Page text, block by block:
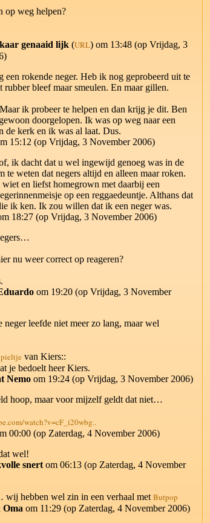
op weg helpen?
genaaid lijk (URL) om 13:48 (op Vrijdag, 3
een rokende neger. Heb ik nog geprobeerd uit te
rubber bleef maar smeulen. En maar gillen.
ik probeer te helpen en dan krijg je dit. Ben
doorgelopen. Ik was op weg naar een
de kerk en ik was al laat. Dus.
15:12 (op Vrijdag, 3 November 2006)
ik dacht dat u wel ingewijd genoeg was in de
te weten dat negers altijd en alleen maar roken.
en liefst homegrown met daarbij een
op een reggaedeuntje. Althans dat
ik ken. Ik zou willen dat ik een neger was.
18:27 (op Vrijdag, 3 November 2006)
nu weer correct op reageren?
om 19:20 (op Vrijdag, 3 November
neger leefde niet meer zo lang, maar wel
pieltje van Kiers::
je bedoelt heer Kiers.
Nemo om 19:24 (op Vrijdag, 3 November 2006)
hoop, maar voor mijzelf geldt dat niet…
watch?v=cF_i20wbg..
00:00 (op Zaterdag, 4 November 2006)
wel!
snert om 06:13 (op Zaterdag, 4 November
hebben wel zin in een verhaal met Butpop
Oma om 11:29 (op Zaterdag, 4 November 2006)